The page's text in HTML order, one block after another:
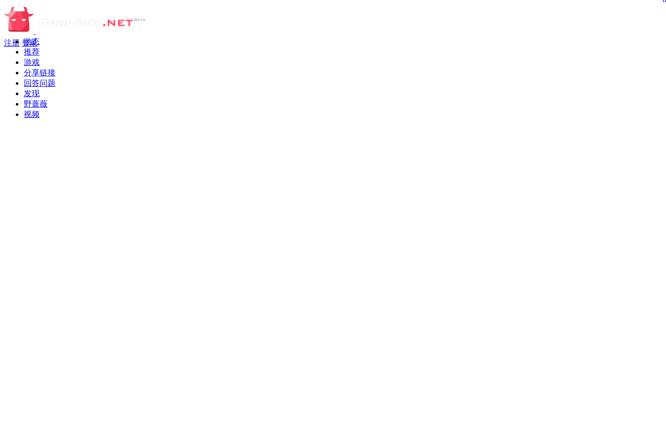
注册 登录
动态
推荐
游戏
分享链接
回答问题
发现
野蔷薇
视频